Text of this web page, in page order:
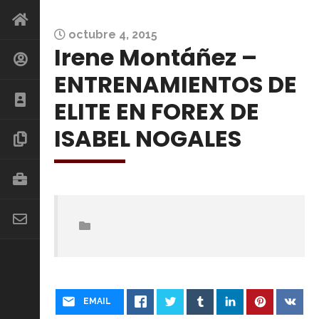
octubre 4, 2015
Irene Montáñez –
ENTRENAMIENTOS DE
ELITE EN FOREX DE
ISABEL NOGALES
EMAIL